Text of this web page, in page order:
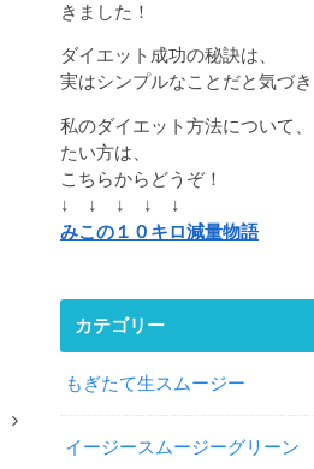
きました！
ダイエット成功の秘訣は、
実はシンプルなことだと気づき
私のダイエット方法について
たい方は、
こちらからどうぞ！
↓ ↓ ↓ ↓ ↓
みこの１０キロ減量物語
カテゴリー
もぎたて生スムージー
イージースムージーグリーン